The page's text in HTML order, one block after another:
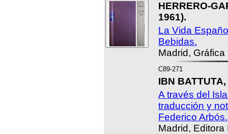
HERRERO-
1961).
La Vida
Bebidas.
Madrid,
C89-271
IBN
A través del
traducción y
Federico Arbós.
Madrid,